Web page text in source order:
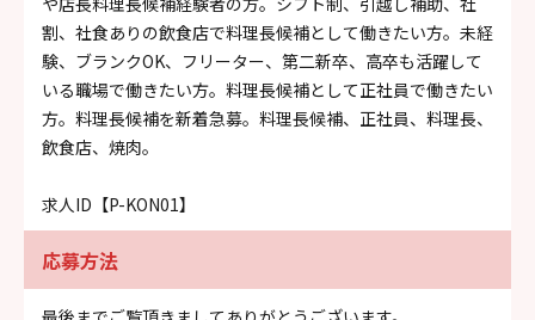
割、社食ありの飲食店で料理長候補として働きたい方。未経
験、ブランクOK、フリーター、第二新卒、高卒も活躍して
いる職場で働きたい方。料理長候補として正社員で働きたい
方。料理長候補を新着急募。料理長候補、正社員、料理長、
飲食店、焼肉。
求人ID【P-KON01】
応募方法